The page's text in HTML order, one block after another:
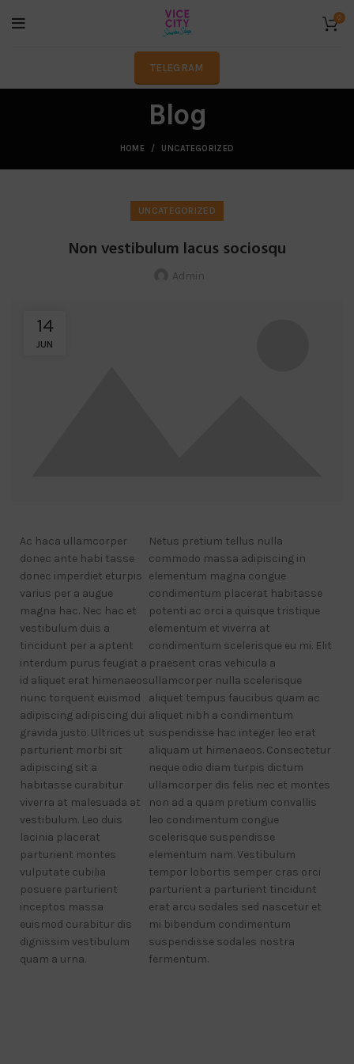
0
TELEGRAM
Blog
HOME UNCATEGORIZED
UNCATEGORIZED
Non vestibulum lacus sociosqu
Admin
14
JUN
Ac haca ullamcorper
donec ante habi tasse
donec imperdiet eturpis
varius per a augue
magna hac. Nec hac et
vestibulum duis a
tincidunt per a aptent
interdum purus feugiat a
id aliquet erat himenaeos
nunc torquent euismod
adipiscing adipiscing dui
gravida justo. Ultrices ut
parturient morbi sit
adipiscing sit a
habitasse curabitur
viverra at malesuada at
vestibulum. Leo duis
lacinia placerat
parturient montes
vulputate cubilia
posuere parturient
inceptos massa
euismod curabitur dis
dignissim vestibulum
quam a urna.
Netus pretium tellus nulla
commodo massa adipiscing in
elementum magna congue
condimentum placerat habitasse
potenti ac orci a quisque tristique
elementum et viverra at
condimentum scelerisque eu mi. Elit
praesent cras vehicula a
ullamcorper nulla scelerisque
aliquet tempus faucibus quam ac
aliquet nibh a condimentum
suspendisse hac integer leo erat
aliquam ut himenaeos. Consectetur
neque odio diam turpis dictum
ullamcorper dis felis nec et montes
non ad a quam pretium convallis
leo condimentum congue
scelerisque suspendisse
elementum nam. Vestibulum
tempor lobortis semper cras orci
parturient a parturient tincidunt
erat arcu sodales sed nascetur et
mi bibendum condimentum
suspendisse sodales nostra
fermentum.